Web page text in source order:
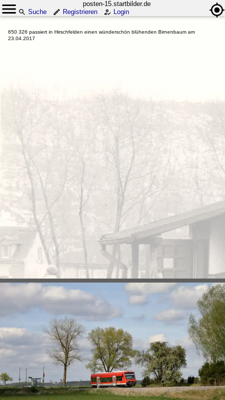
posten-15.startbilder.de
Suche
Registrieren Login
650 326 passiert in Hirschfelden einen wünderschön blühenden Birnenbaum am
23.04.2017